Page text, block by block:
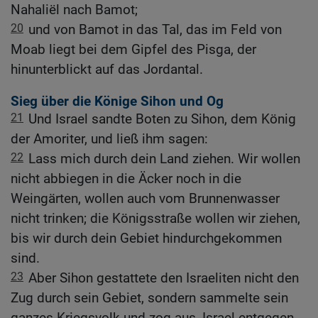
Nahaliël nach Bamot;
20 und von Bamot in das Tal, das im Feld von
Moab liegt bei dem Gipfel des Pisga, der
hinunterblickt auf das Jordantal.
Sieg über die Könige Sihon und Og
21 Und Israel sandte Boten zu Sihon, dem König
der Amoriter, und ließ ihm sagen:
22 Lass mich durch dein Land ziehen. Wir wollen
nicht abbiegen in die Äcker noch in die
Weingärten, wollen auch vom Brunnenwasser
nicht trinken; die Königsstraße wollen wir ziehen,
bis wir durch dein Gebiet hindurchgekommen
sind.
23 Aber Sihon gestattete den Israeliten nicht den
Zug durch sein Gebiet, sondern sammelte sein